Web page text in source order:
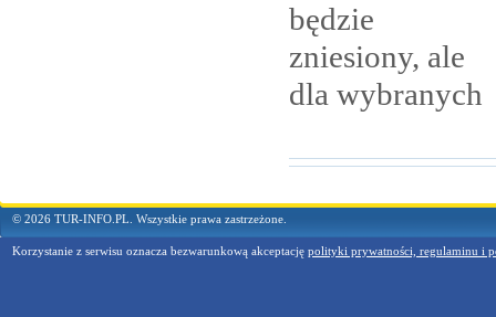
będzie
zniesiony, ale
dla wybranych
© 2026 TUR-INFO.PL. Wszystkie prawa zastrzeżone.
Korzystanie z serwisu oznacza bezwarunkową akceptację polityki prywatności, regulaminu i